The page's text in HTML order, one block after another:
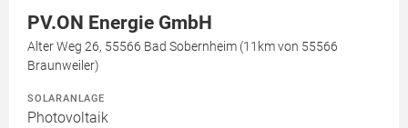
PV.ON Energie GmbH
Alter Weg 26, 55566 Bad Sobernheim (11km von 55566
Braunweiler)
SOLARANLAGE
Photovoltaik